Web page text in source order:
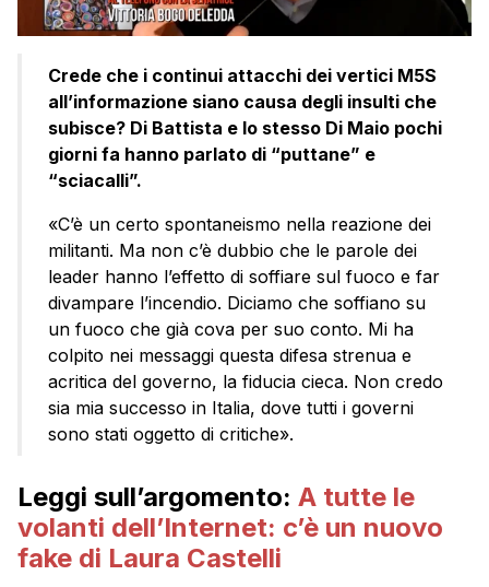
Crede che i continui attacchi dei vertici M5S
all’informazione siano causa degli insulti che
subisce? Di Battista e lo stesso Di Maio pochi
giorni fa hanno parlato di “puttane” e
“sciacalli”.
«C’è un certo spontaneismo nella reazione dei
militanti. Ma non c’è dubbio che le parole dei
leader hanno l’effetto di soffiare sul fuoco e far
divampare l’incendio. Diciamo che soffiano su
un fuoco che già cova per suo conto. Mi ha
colpito nei messaggi questa difesa strenua e
acritica del governo, la fiducia cieca. Non credo
sia mia successo in Italia, dove tutti i governi
sono stati oggetto di critiche».
Leggi sull’argomento: A tutte le
volanti dell’Internet: c’è un nuovo
fake di Laura Castelli